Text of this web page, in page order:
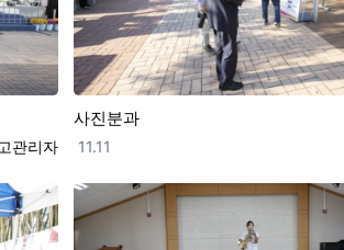
자
관리자
사진분과
등록일
11.11